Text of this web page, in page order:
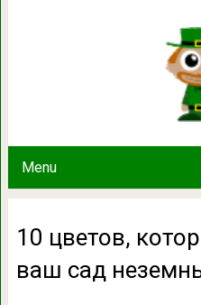
Menu
10
10 цветов,
ваш сад